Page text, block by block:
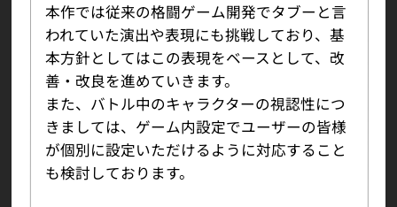
本作では従来の格闘ゲーム開発でタブーと言
われていた演出や表現にも挑戦しており、基
本方針としてはこの表現をベースとして、改
善・改良を進めていきます。
また、バトル中のキャラクターの視認性につ
きましては、ゲーム内設定でユーザーの皆様
が個別に設定いただけるように対応すること
も検討しております。